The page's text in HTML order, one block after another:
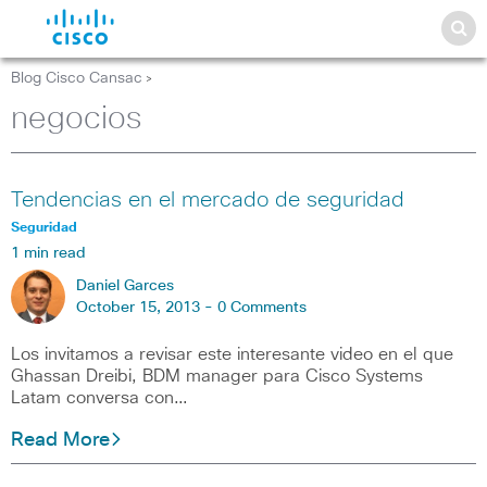
Blog Cisco Cansac >
negocios
Tendencias en el mercado de seguridad
Seguridad
1 min read
Daniel Garces
October 15, 2013 - 0 Comments
Los invitamos a revisar este interesante video en el que
Ghassan Dreibi, BDM manager para Cisco Systems
Latam conversa con…
Read More